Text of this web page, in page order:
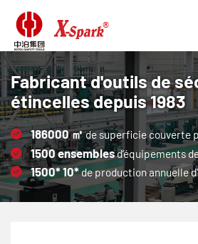
Fabricant d'outils de
étincelles depuis 1983
186000㎡de superficie couverte
1500ensemblesd’équipements
1500*10*de production annuelle